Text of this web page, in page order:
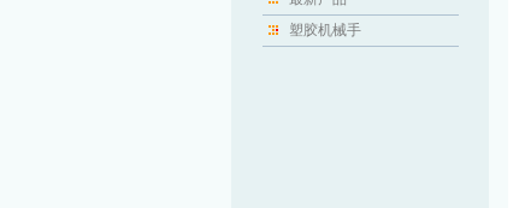
塑胶机械手